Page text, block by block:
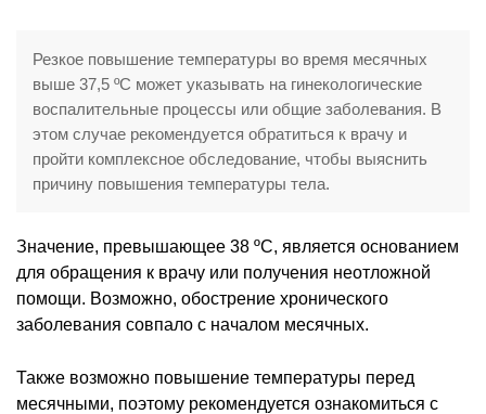
Резкое повышение температуры во время месячных
выше 37,5 ºC может указывать на гинекологические
воспалительные процессы или общие заболевания. В
этом случае рекомендуется обратиться к врачу и
пройти комплексное обследование, чтобы выяснить
причину повышения температуры тела.
Значение, превышающее 38 ºС, является основанием
для обращения к врачу или получения неотложной
помощи. Возможно, обострение хронического
заболевания совпало с началом месячных.
Также возможно повышение температуры перед
месячными, поэтому рекомендуется ознакомиться с